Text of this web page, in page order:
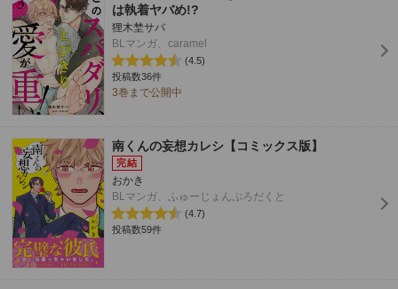
は執着ヤバめ!?
狸木埜サバ
BLマンガ、caramel
(4.5)
投稿数36件
3巻まで公開中
南くんの妄想カレシ【コミックス版】
おかき
BLマンガ、ふゅーじょんぷろだくと
(4.7)
投稿数59件